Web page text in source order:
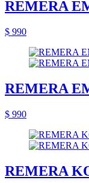
REMERA
$ 990
REMERA
$ 990
REMERA